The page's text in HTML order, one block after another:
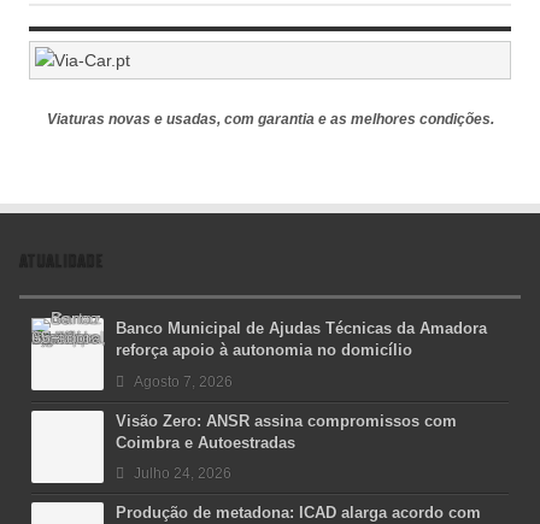
Viaturas novas e usadas, com garantia e as melhores condições.
ATUALIDADE
Banco Municipal de Ajudas Técnicas da Amadora
reforça apoio à autonomia no domicílio
Agosto 7, 2026
Visão Zero: ANSR assina compromissos com
Coimbra e Autoestradas
Julho 24, 2026
Produção de metadona: ICAD alarga acordo com